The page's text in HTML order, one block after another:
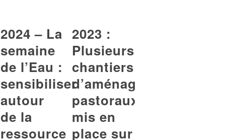
2024 – La
semaine
de l’Eau :
sensibiliser
autour
de la
ressource
2023 :
Plusieurs
chantiers
d’aménagements
pastoraux
mis en
place sur